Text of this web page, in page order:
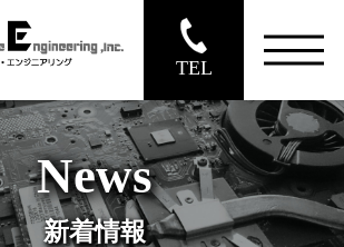
TEL
News
新着情報